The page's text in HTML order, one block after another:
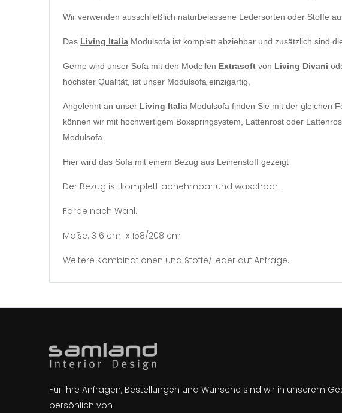
Wir verwenden ausschließlich naturbelassene Ledersorten oder Stoffe
Das Living Italia Modulsofa ist komplett abziehbar und zusätzlich sind
Gerne wird unser Sofa mit den Modellen Extrasoft von Living Divani
höchster Qualität, ist unser Modulsofa einzigartig,
Angelehnt an unser Living Italia Modulsofa finden Sie mit der gleichen
können wir mit hochwertigem Boxspringsystem, Lattenrost oder
Modulsofa.
Hier wird das Sofa mit einem Bezug aus Leinenstoff gezeigt
Der Bezug ist komplett abnehmbar und waschbar.
Farbe nach Wahl.
Maße: 316 cm x 158/208 cm
Weitere Kombinationen und Stoffe/Leder auf Anfrage.
Für Ihre Anfragen, Bestellungen und Wünsche sind wir in unserem
persönlich von